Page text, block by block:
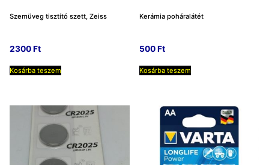
Szemüveg tisztító szett, Zeiss
2300Ft
Kosárba teszem
Kerámia poháralátét
500Ft
Kosárba teszem